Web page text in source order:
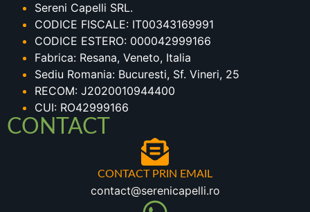
Sereni Capelli SRL.
CODICE FISCALE: IT00343169991
CODICE ESTERO: 000042999166
Fabrica: Resana, Veneto, Italia
Sediu Romania: Bucuresti, Sf. Vineri, 25
RECOM: J2020010944400
CUI: RO42999166
CONTACT
CONTACT PRIN EMAIL
contact@serenicapelli.ro